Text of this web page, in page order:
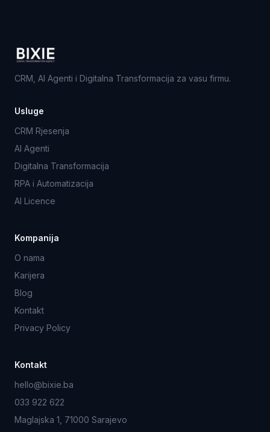
CRM, AI Agenti i Digitalna Transformacija za vasu firmu.
Usluge
CRM Rjesenja
AI Agenti
Digitalna Transformacija
RPA i Automatizacija
AI Licence
Kompanija
O nama
Karijera
Blog
Kontakt
Privacy Policy
Kontakt
hello@bixie.ba
033 922 622
Maglajska 1, 71000 Sarajevo